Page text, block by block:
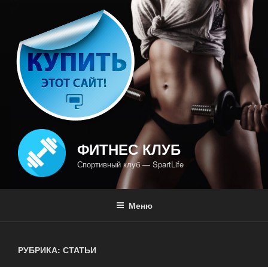
содержимому
ФИТНЕС КЛУБ
Спортивный клуб — SpartLife
Меню
РУБРИКА: СТАТЬИ